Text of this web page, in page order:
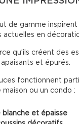
de gamme
actuelles en
qu’ils créent des
et épurés.
fonctionnent
maison ou un condo :
blanche et épaisse